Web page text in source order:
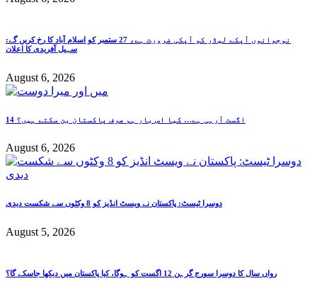
نوجوانوں آپکے لیڈر کو آپکی ضرورت ہے، 27 ستمبر کو اسلام آباد کا رخ کریں گے:
سہیل آفریدی کا اعلان
August 6, 2026
14 اگست آرہی ہے… کیا اس بار ہم صرف پاکستان بن سکتے ہیں؟
August 6, 2026
دوسرا ٹیسٹ: پاکستان نے ویسٹ انڈیز کو 8 وکٹوں سے شکست دیدی
August 5, 2026
رواں سال کا دوسرا سورج گرہن 12 اگست کو ہوگا، کیا پاکستان میں دیکھا جاسکے گا؟